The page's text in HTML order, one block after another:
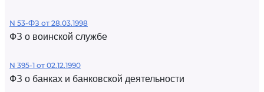
N 53-ФЗ от 28.03.1998
ФЗ о воинской службе
N 395-1 от 02.12.1990
ФЗ о банках и банковской деятельности